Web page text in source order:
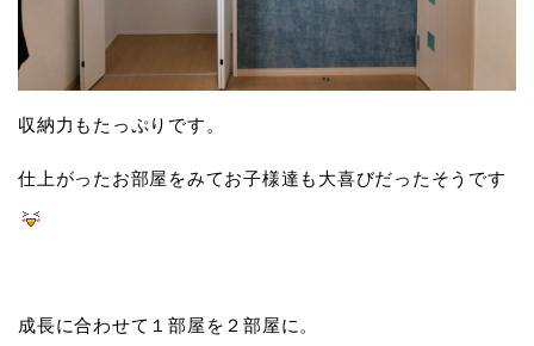
収納力もたっぷりです。
仕上がったお部屋をみてお子様達も大喜びだったそうです
成長に合わせて１部屋を２部屋に。